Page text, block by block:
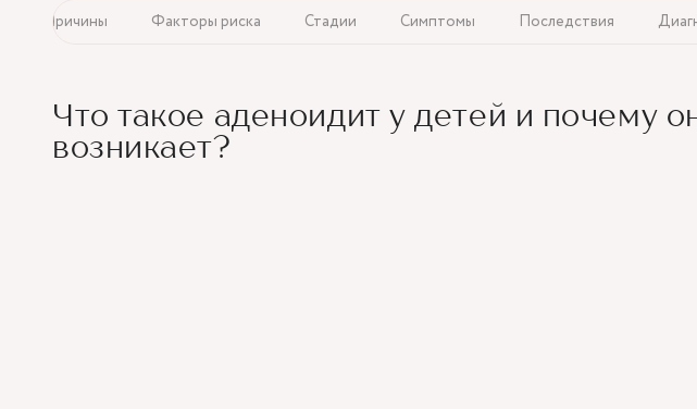
Причины Факторы риска Стадии Симптомы Последствия
Что такое аденоидит у детей и почему
возникает?